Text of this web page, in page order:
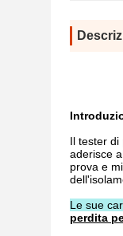
Il tester di
aderisce
prova e
Le sue
perdita